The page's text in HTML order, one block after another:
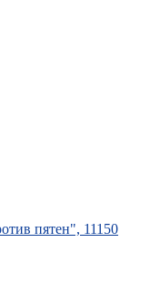
пятен", 11150